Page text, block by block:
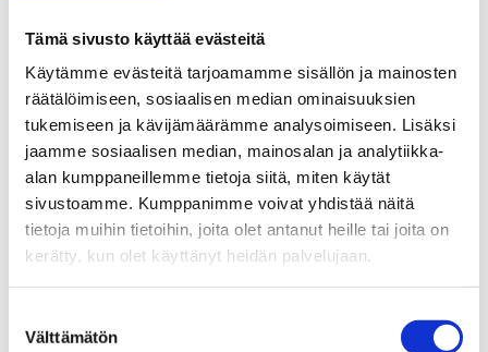
Tämä sivusto käyttää evästeitä
Käytämme evästeitä tarjoamamme sisällön ja mainosten
räätälöimiseen, sosiaalisen median ominaisuuksien
tukemiseen ja kävijämäärämme analysoimiseen. Lisäksi
jaamme sosiaalisen median, mainosalan ja analytiikka-
alan kumppaneillemme tietoja siitä, miten käytät
sivustoamme. Kumppanimme voivat yhdistää näitä
tietoja muihin tietoihin, joita olet antanut heille tai joita on
kerätty, kun olet käyttänyt heidän palvelujaan.
valinta
Välttämätön